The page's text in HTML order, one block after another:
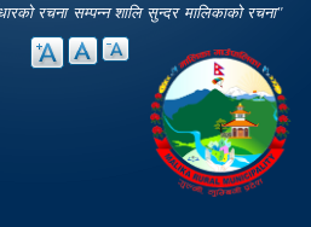
रचना सम्पन्न शालि सुन्दर मालिकाको रचना"